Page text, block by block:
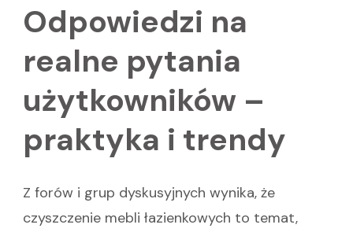
Odpowiedzi na
realne pytania
użytkowników –
praktyka i trendy
Z forów i grup dyskusyjnych wynika, że
czyszczenie mebli łazienkowych to temat,